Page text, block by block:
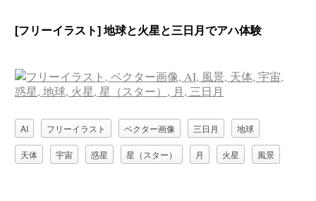
[フリーイラスト] 地球と火星と三日月でアハ体験
AI フリーイラスト ベクター画像 三日月 地球
天体 宇宙 惑星 星（スター） 月 火星 風景